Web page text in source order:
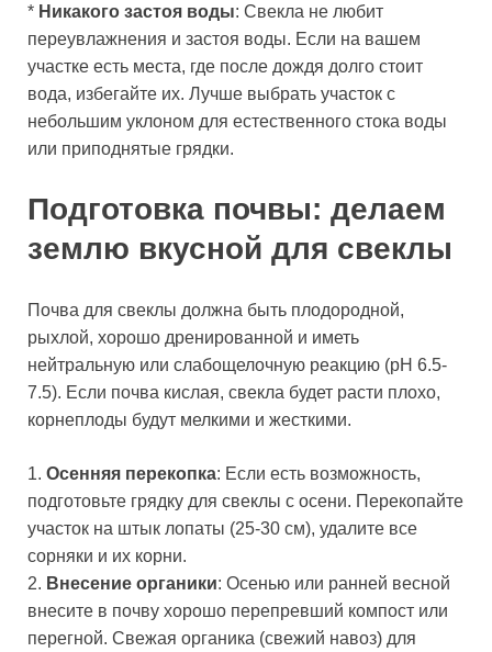
* Никакого застоя воды: Свекла не любит
переувлажнения и застоя воды. Если на вашем
участке есть места, где после дождя долго стоит
вода, избегайте их. Лучше выбрать участок с
небольшим уклоном для естественного стока воды
или приподнятые грядки.
Подготовка почвы: делаем
землю вкусной для свеклы
Почва для свеклы должна быть плодородной,
рыхлой, хорошо дренированной и иметь
нейтральную или слабощелочную реакцию (pH 6.5-
7.5). Если почва кислая, свекла будет расти плохо,
корнеплоды будут мелкими и жесткими.
1. Осенняя перекопка: Если есть возможность,
подготовьте грядку для свеклы с осени. Перекопайте
участок на штык лопаты (25-30 см), удалите все
сорняки и их корни.
2. Внесение органики: Осенью или ранней весной
внесите в почву хорошо перепревший компост или
перегной. Свежая органика (свежий навоз) для